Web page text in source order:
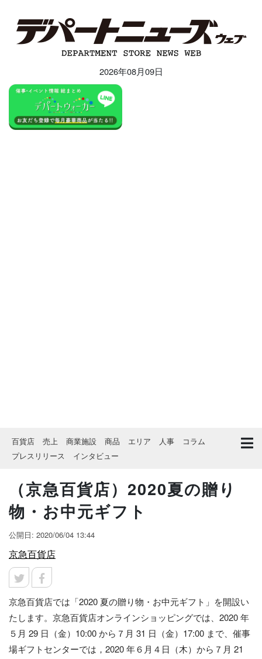
2026年08月09日
百貨店 売上 商業施設 商品 エリア 人事
コラム
プレスリリース
インタビュー
（京急百貨店）2020夏の贈り
物・お中元ギフト
公開日: 2020/06/04 13:44
京急百貨店
京急百貨店では「2020 夏の贈り物・お中元ギフト」を開設い
たします。京急百貨店オンラインショッピングでは、2020 年
５月 29 日（金）10:00 から７月 31 日（金）17:00 まで、催事
場ギフトセンターでは，2020 年６月４日（木）から７月 21